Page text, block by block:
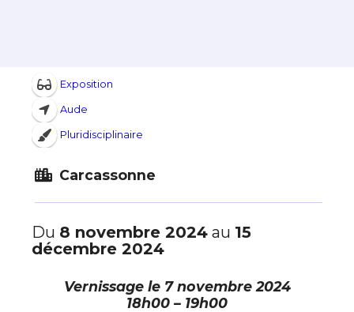
Exposition
Aude
Pluridisciplinaire
Carcassonne
Du 8 novembre 2024 au 15
décembre 2024
Vernissage le 7 novembre 2024
18h00 – 19h00